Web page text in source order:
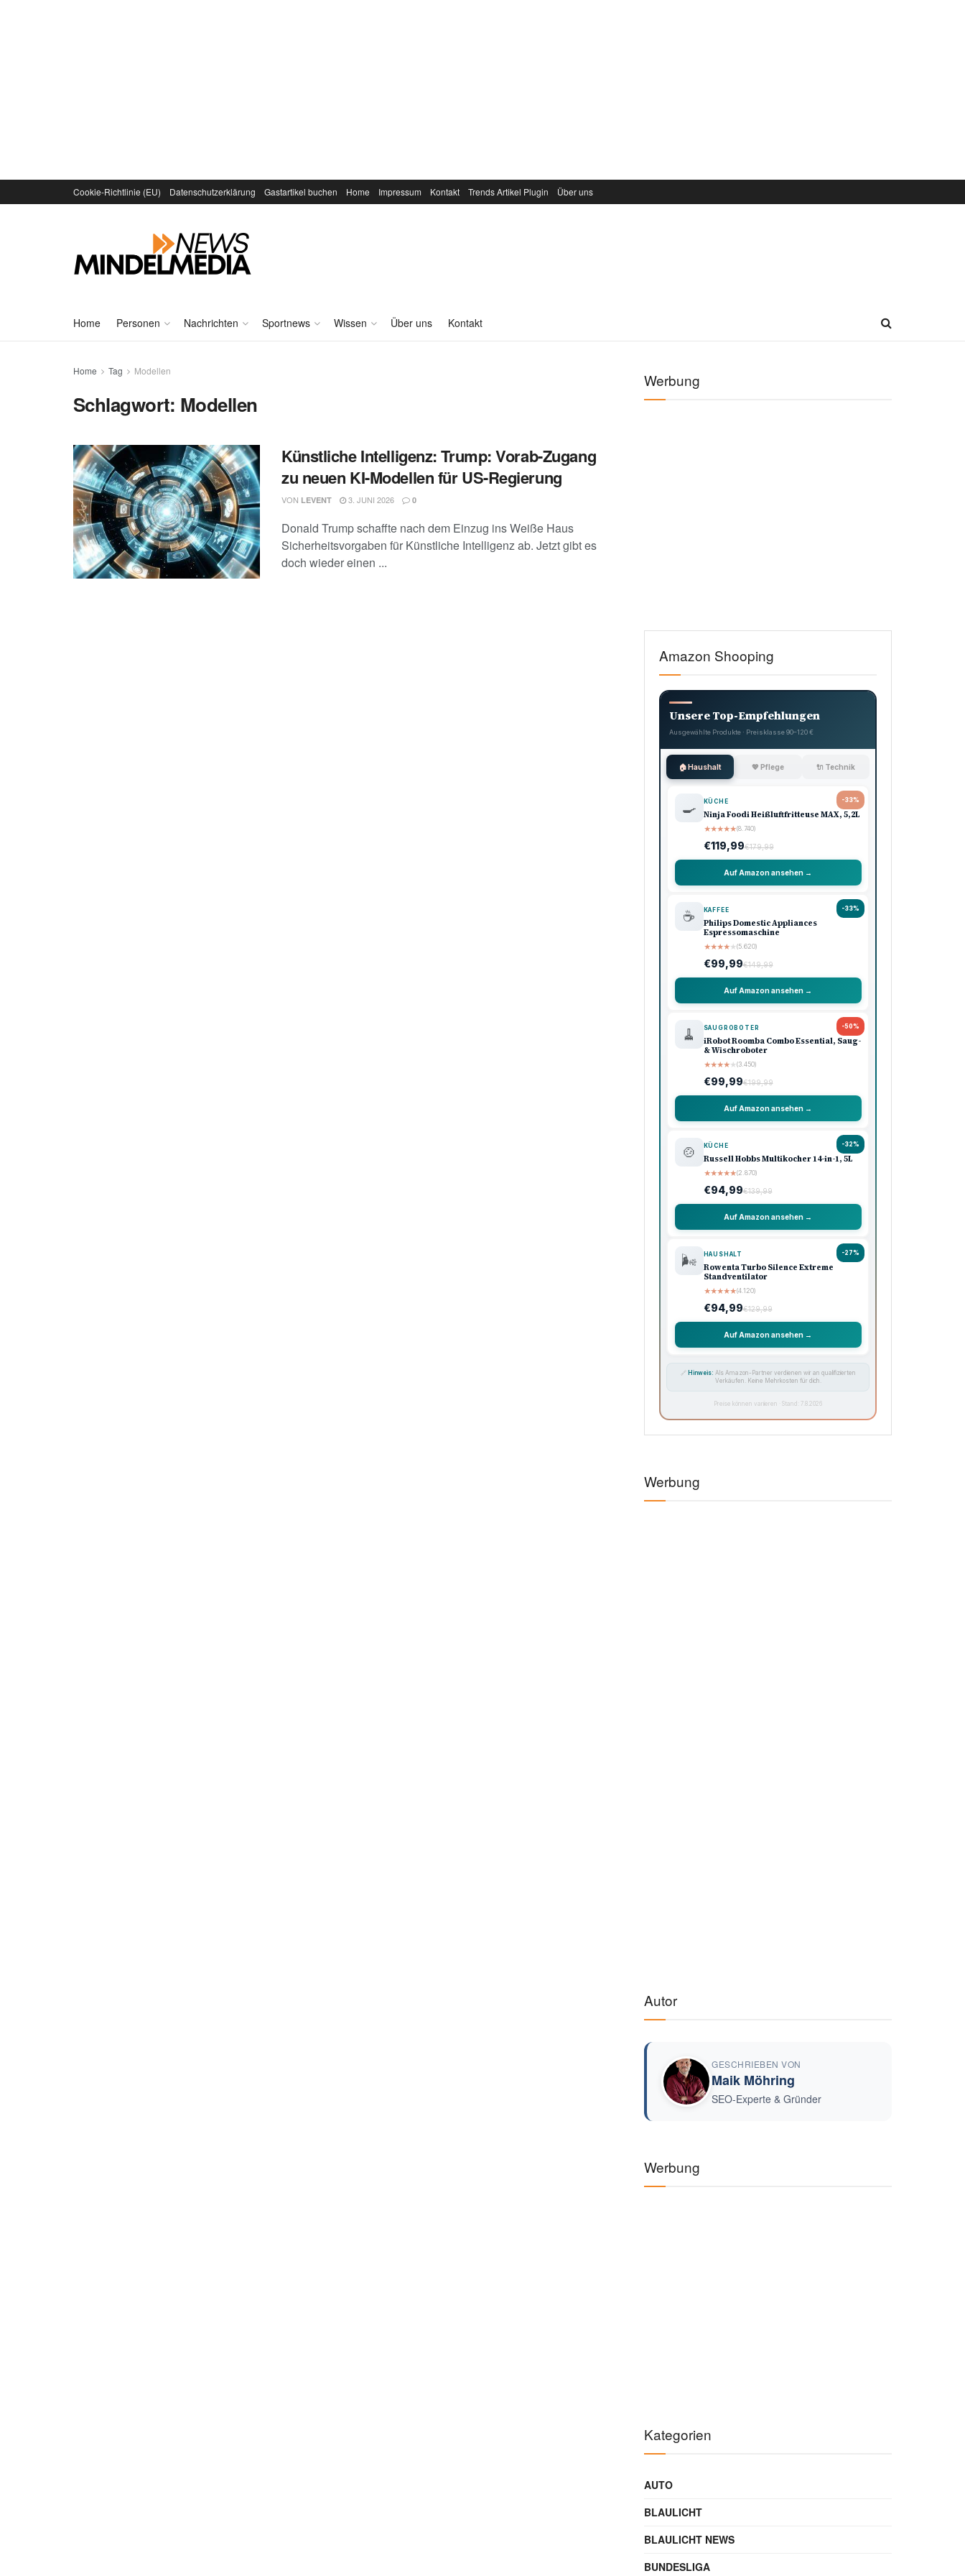
Cookie-Richtlinie (EU) Datenschutzerklärung Gastartikel buchen Home Impressum Kontakt Trends Artikel Plugin Über uns
Home Personen Nachrichten Sportnews Wissen Über uns Kontakt
Home Tag Modellen
Schlagwort: Modellen
Künstliche Intelligenz: Trump: Vorab-Zugang
zu neuen KI-Modellen für US-Regierung
VON LEVENT 3. JUNI 2026 0
Donald Trump schaffte nach dem Einzug ins Weiße Haus
Sicherheitsvorgaben für Künstliche Intelligenz ab. Jetzt gibt es
doch wieder einen ...
Werbung
Amazon Shooping
Unsere Top-Empfehlungen
Ausgewählte Produkte · Preisklasse 90–120 €
🏠 Haushalt 💖 Pflege 🔌 Technik
-33%
🍳 KÜCHE
Ninja Foodi Heißluftfritteuse MAX, 5,2L
★★★★★(8.740)
€119,99€179,99
Auf Amazon ansehen →
-33%
☕ KAFFEE
Philips Domestic Appliances
Espressomaschine
★★★★★(5.620)
€99,99€149,99
Auf Amazon ansehen →
-50%
🧹 SAUGROBOTER
iRobot Roomba Combo Essential, Saug-
& Wischroboter
★★★★★(3.450)
€99,99€199,99
Auf Amazon ansehen →
-32%
🍲 KÜCHE
Russell Hobbs Multikocher 14-in-1, 5L
★★★★★(2.870)
€94,99€139,99
Auf Amazon ansehen →
-27%
🌬️ HAUSHALT
Rowenta Turbo Silence Extreme
Standventilator
★★★★★(4.120)
€94,99€129,99
Auf Amazon ansehen →
🔗 Hinweis: Als Amazon-Partner verdienen wir an qualifizierten
Verkäufen. Keine Mehrkosten für dich.
Preise können variieren · Stand: 7.8.2026
Werbung
Autor
GESCHRIEBEN VON
Maik Möhring
SEO-Experte & Gründer
Werbung
Kategorien
AUTO
BLAULICHT
BLAULICHT NEWS
BUNDESLIGA